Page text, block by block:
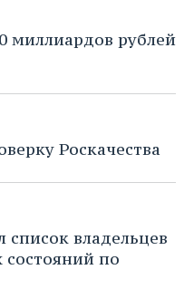
миллиардов рублей
Роскачества
список владельцев
по